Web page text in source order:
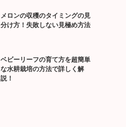
メロンの収穫のタイミングの見
分け方！失敗しない見極め方法
ベビーリーフの育て方を超簡単
な水耕栽培の方法で詳しく解
説！